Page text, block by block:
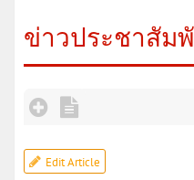
ข่าวประชาสัม
Edit Article